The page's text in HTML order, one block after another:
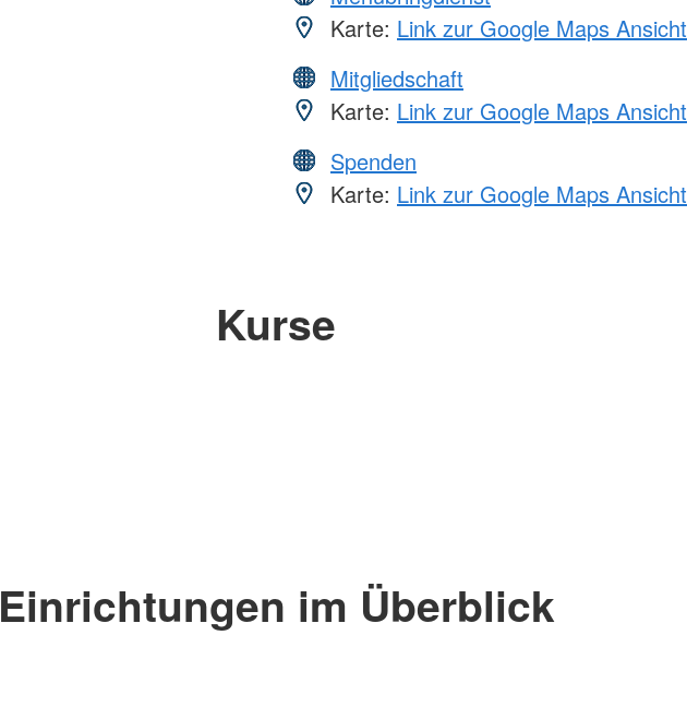
Karte: Link zur Google Maps Ansicht
Mitgliedschaft
Karte: Link zur Google Maps Ansicht
Spenden
Karte: Link zur Google Maps Ansicht
Kurse
Einrichtungen im Überblick